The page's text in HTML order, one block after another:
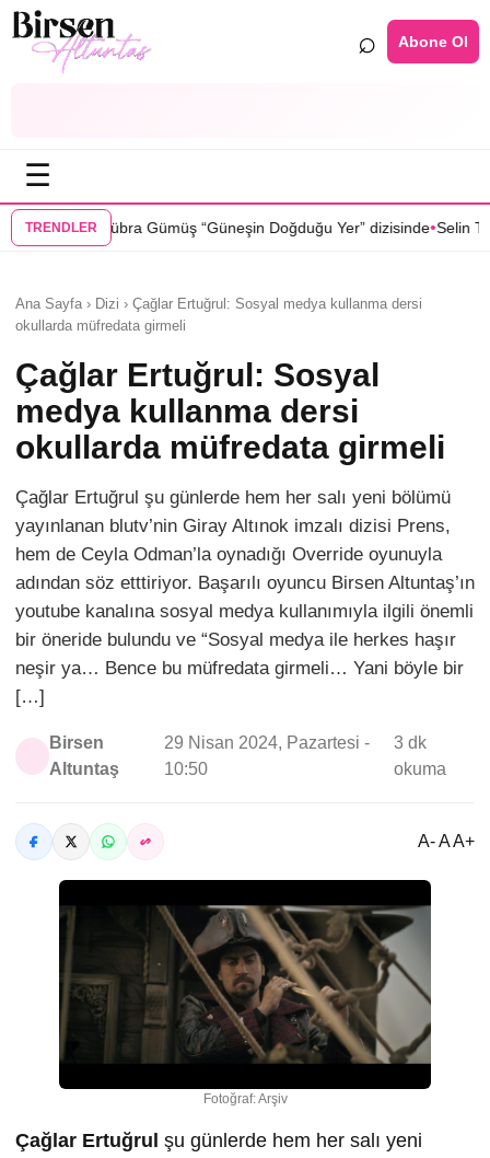
⌕ Abone Ol
☰
TRENDLER
“Güneşin Doğduğu Yer” dizisinde• Selin Türkmen “Karma”
Ana Sayfa › Dizi › Çağlar Ertuğrul: Sosyal medya kullanma dersi
okullarda müfredata girmeli
Çağlar Ertuğrul: Sosyal
medya kullanma dersi
okullarda müfredata girmeli
Çağlar Ertuğrul şu günlerde hem her salı yeni bölümü
yayınlanan blutv’nin Giray Altınok imzalı dizisi Prens,
hem de Ceyla Odman’la oynadığı Override oyunuyla
adından söz etttiriyor. Başarılı oyuncu Birsen Altuntaş’ın
youtube kanalına sosyal medya kullanımıyla ilgili önemli
bir öneride bulundu ve “Sosyal medya ile herkes haşır
neşir ya… Bence bu müfredata girmeli… Yani böyle bir
[…]
Birsen
Altuntaş
29 Nisan 2024, Pazartesi -
10:50
3 dk
okuma
A- A A+
Fotoğraf: Arşiv
Çağlar Ertuğrul şu günlerde hem her salı yeni